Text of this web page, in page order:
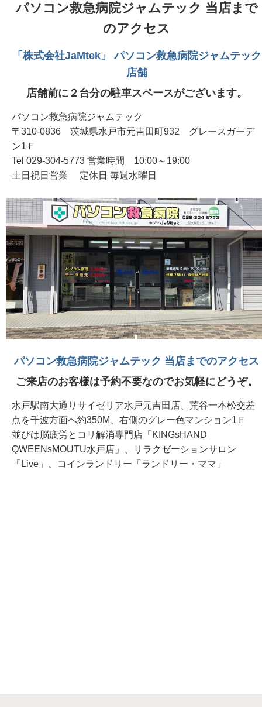
パソコン救急病院ジャムテック 当店まで
のアクセス
「株式会社JaMtek」 パソコン救急病院ジャムテック
店舗
店舗前に２台分の駐車スペースがございます。
パソコン救急病院ジャムテック
〒310-0836 茨城県水戸市元吉田町932 グレースガーデ
ン1Ｆ
Tel 029-304-5773 営業時間 10:00～19:00
土日祝日営業 定休日 毎週水曜日
パソコン救急病院ジャムテック 当店までのアクセス
ご来店のお客様は予約不要なのでお気軽にどうぞ。
水戸駅南大通りサイゼリア水戸元吉田店、荒谷一本松交差
点を千波方面へ約350M、右側のグレー色マンション1Ｆ
並びは脳疲労とコリ解消専門店「KINGsHAND
QWEENsMOUTU水戸店」、リラクゼーションサロン
「Live」、コインランドリー「ランドリー・ママ」